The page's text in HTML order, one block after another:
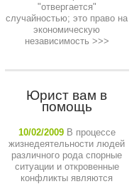
"отвергается"
случайностью; это право на
экономическую
независимость >>>
Юрист вам в
помощь
10/02/2009 В процессе
жизнедеятельности людей
различного рода спорные
ситуации и откровенные
конфликты являются